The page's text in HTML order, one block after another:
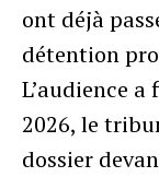
ont déjà
détention
L’audience
2026, le
dossier